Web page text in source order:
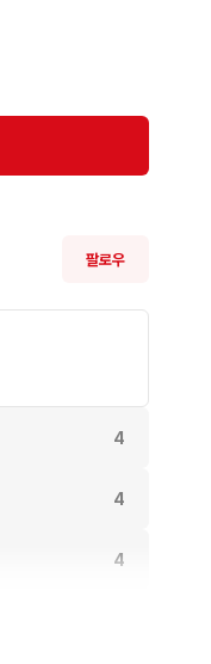
팔로우
4
4
4